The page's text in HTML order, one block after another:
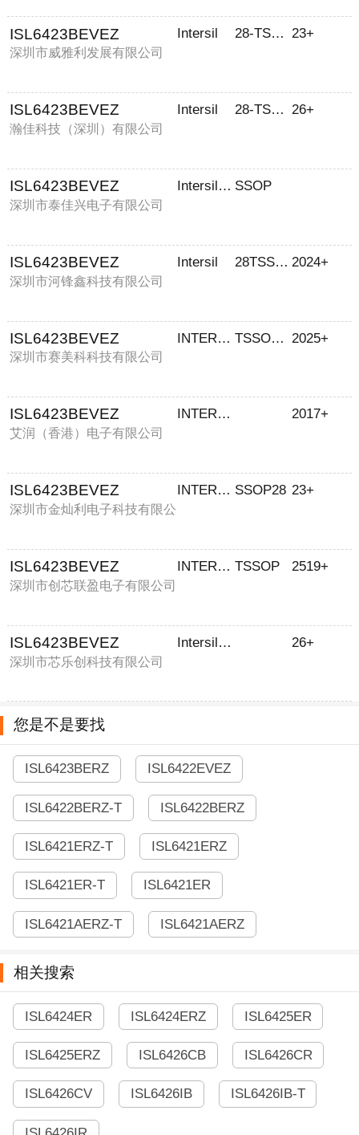
ISL6423BEVEZ
深圳市威雅利发展有限公司
Intersil 28-TSSOP-EP 23+
ISL6423BEVEZ
瀚佳科技（深圳）有限公司
Intersil 28-TSSOP-EP 26+
ISL6423BEVEZ
深圳市泰佳兴电子有限公司
Intersil Corporation SSOP
ISL6423BEVEZ
深圳市河锋鑫科技有限公司
Intersil 28TSSOPEP 2024+
ISL6423BEVEZ
深圳市赛美科科技有限公司
INTERSIL TSSOP28 2025+
ISL6423BEVEZ
艾润（香港）电子有限公司
INTERSIL 2017+
ISL6423BEVEZ
深圳市金灿利电子科技有限公
INTERSIL SSOP28 23+
ISL6423BEVEZ
深圳市创芯联盈电子有限公司
INTERSIL TSSOP 2519+
ISL6423BEVEZ
深圳市芯乐创科技有限公司
Intersil Corporation 26+
您是不是要找
ISL6423BERZ ISL6422EVEZ
ISL6422BERZ-T ISL6422BERZ
ISL6421ERZ-T ISL6421ERZ
ISL6421ER-T ISL6421ER
ISL6421AERZ-T ISL6421AERZ
相关搜索
ISL6424ER ISL6424ERZ ISL6425ER
ISL6425ERZ ISL6426CB ISL6426CR
ISL6426CV ISL6426IB ISL6426IB-T